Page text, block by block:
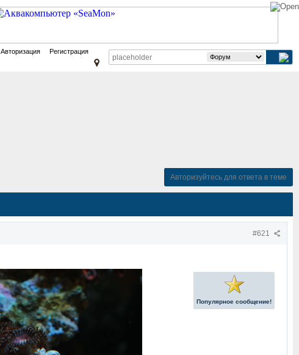
Авторизация Регистрация
Авторизуйтесь для ответа в теме
#621
Популярное сообщение!